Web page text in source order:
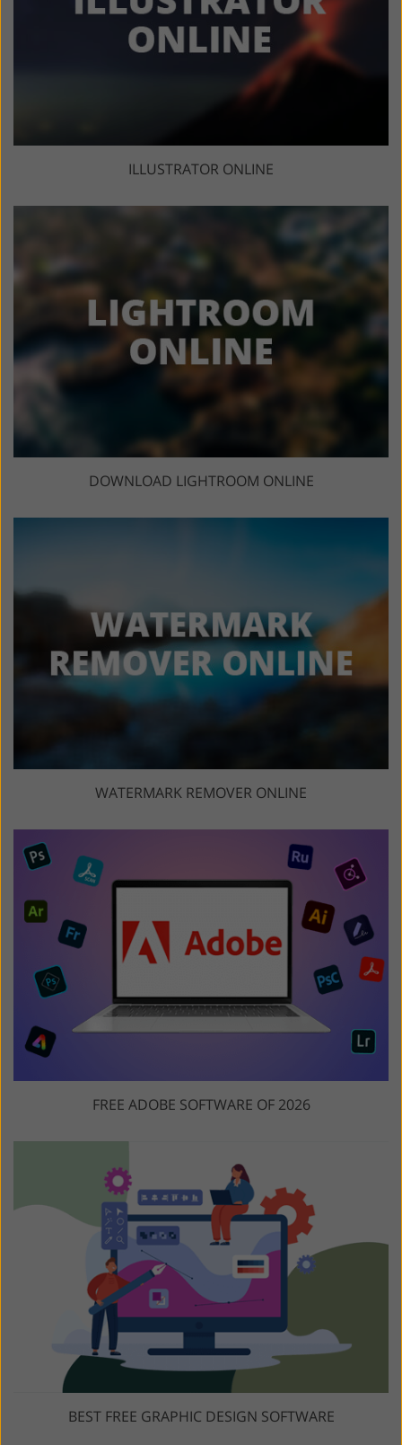
ILLUSTRATOR ONLINE
DOWNLOAD LIGHTROOM ONLINE
WATERMARK REMOVER ONLINE
FREE ADOBE SOFTWARE OF 2026
BEST FREE GRAPHIC DESIGN SOFTWARE